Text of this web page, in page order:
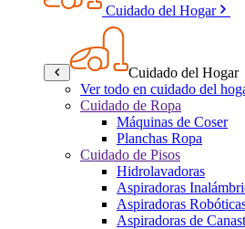
Cuidado del Hogar
Cuidado del Hogar
Ver todo en cuidado del
Cuidado de Ropa
Máquinas de Coser
Planchas Ropa
Cuidado de Pisos
Hidrolavadoras
Aspiradoras
Aspiradoras
Aspiradoras de